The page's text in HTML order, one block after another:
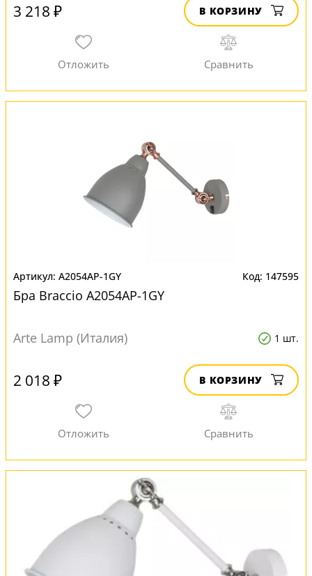
3 218 ₽ В КОРЗИНУ
A2054AP-1GY 147595
Бра Braccio A2054AP-1GY
Arte Lamp (Италия) 1 шт.
2 018 ₽ В КОРЗИНУ